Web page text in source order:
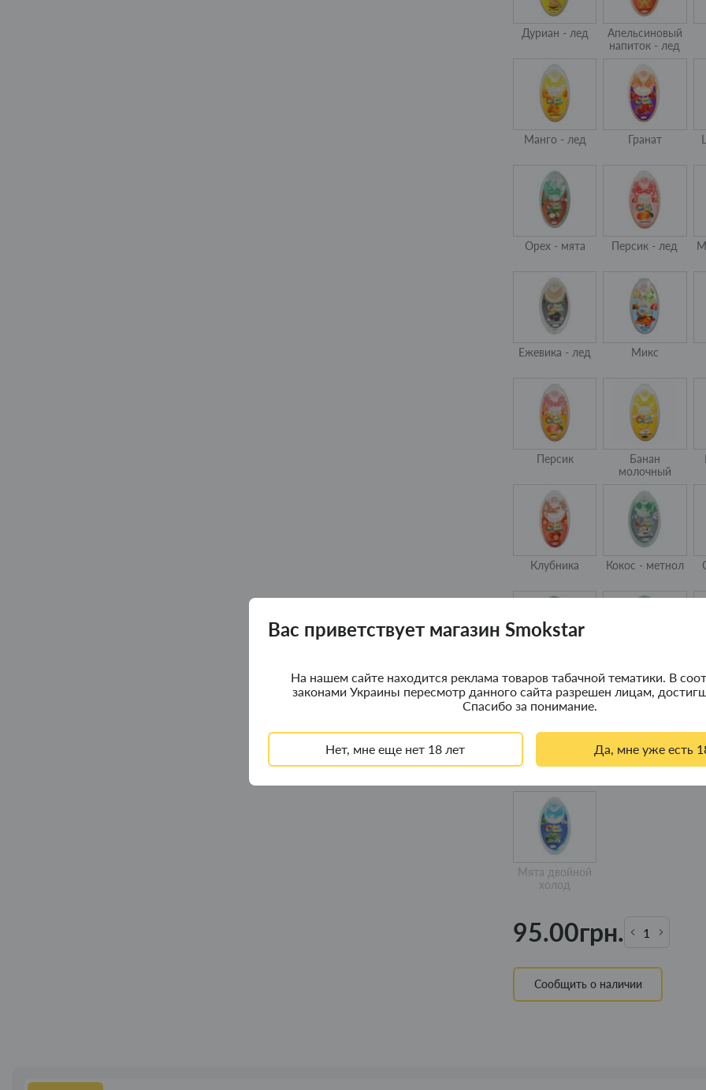
Вас приветствует магазин Smokstar
На нашем сайте находится реклама товаров табачной тематики. В
законами Украины пересмотр данного сайта разрешен лицам,
Спасибо за понимание.
Нет, мне еще нет 18 лет Да, мне уже есть
Дуриан - лед
Апельсиновый
напиток - лед
Манго - лед Гранат
Орех - мята Персик - лед
Ежевика - лед Микс
Персик
Банан
молочный
Клубника Кокос - метнол
Освежающий
лед
Ментол - лед
Мята двойной
холод
95.00грн.
Сообщить о наличии